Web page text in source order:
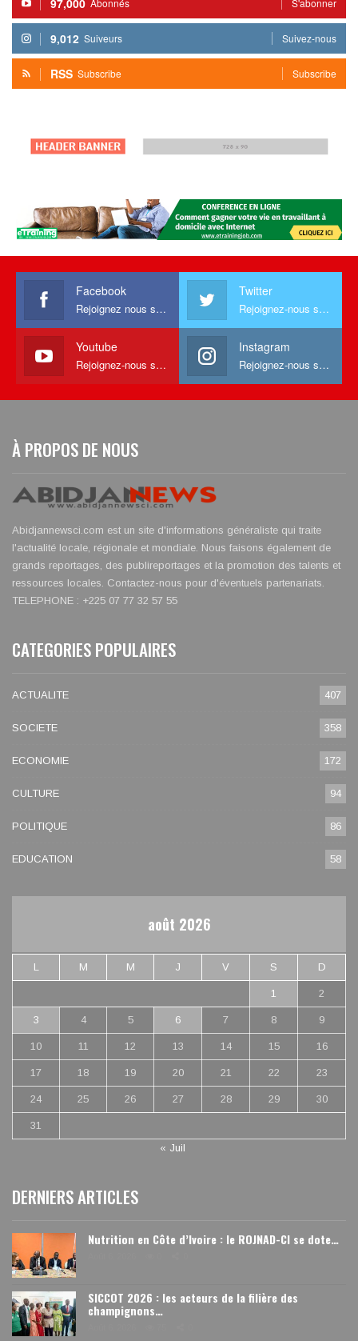
97,000 Abonnés S'abonner
9,012 Suiveurs Suivez-nous
RSS Subscribe Subscribe
Facebook
Rejoignez nous sur facebook
Twitter
Rejoignez-nous sur Twitter
Youtube
Rejoignez-nous sur Youtube
Instagram
Rejoignez-nous sur Instagram
À PROPOS DE NOUS
Abidjannewsci.com est un site d'informations généraliste qui traite
l'actualité locale, régionale et mondiale. Nous faisons également de
grands reportages, des publireportages et la promotion des talents et
ressources locales. Contactez-nous pour d'éventuels partenariats.
TELEPHONE : +225 07 77 32 57 55
CATEGORIES POPULAIRES
ACTUALITE 407
SOCIETE 358
ECONOMIE 172
CULTURE 94
POLITIQUE 86
EDUCATION 58
août 2026
L M M J V S D
1 2
3 4 5 6 7 8 9
10 11 12 13 14 15 16
17 18 19 20 21 22 23
24 25 26 27 28 29 30
31
« Juil
DERNIERS ARTICLES
Nutrition en Côte d’Ivoire : le ROJNAD-CI se dote…
SICCOT 2026 : les acteurs de la filière des
champignons…